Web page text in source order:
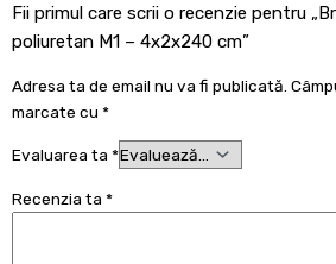
Fii primul care scrii o recenzie pentru
poliuretan M1 – 4x2x240 cm”
Adresa ta de email nu va fi publicată.
marcate cu *
Evaluarea ta *
Recenzia ta *